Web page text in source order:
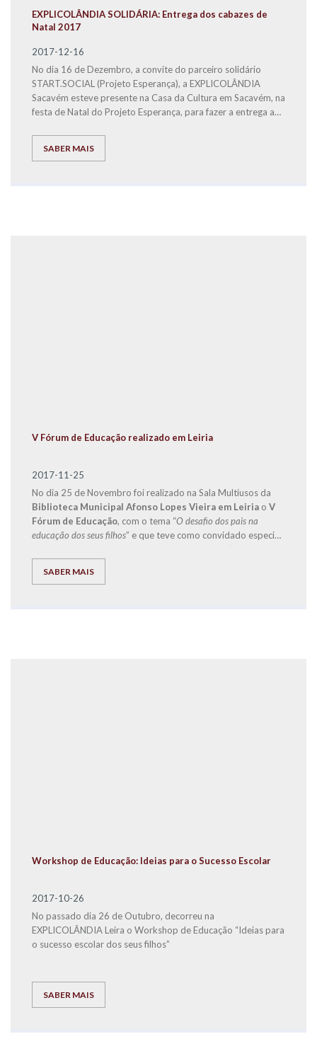
EXPLICOLÂNDIA SOLIDÁRIA: Entrega dos cabazes de
Natal 2017
2017-12-16
No dia 16 de Dezembro, a convite do parceiro solidário
START.SOCIAL (Projeto Esperança), a EXPLICOLÂNDIA
Sacavém esteve presente na Casa da Cultura em Sacavém, na
festa de Natal do Projeto Esperança, para fazer a entrega a
SABER MAIS
V Fórum de Educação realizado em Leiria
2017-11-25
No dia 25 de Novembro foi realizado na Sala Multiusos da
Biblioteca Municipal Afonso Lopes Vieira em Leiria o V
Fórum de Educação, com o tema “O desafio dos pais na
educação dos seus filhos” e que teve como convidado especial
Bora Lá!” e “Do Secundário à Universidade com Sucesso –
SABER MAIS
Workshop de Educação: Ideias para o Sucesso Escolar
2017-10-26
No passado dia 26 de Outubro, decorreu na
EXPLICOLÂNDIA Leira o Workshop de Educação “Ideias para
o sucesso escolar dos seus filhos”
SABER MAIS